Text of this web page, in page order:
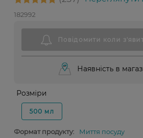
182992
Наявність в
Розміри
500 мл
Формат продукту:
Миття посуду